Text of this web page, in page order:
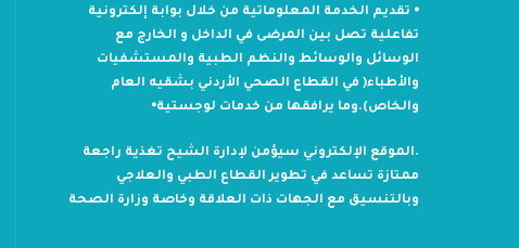
⦁ تقديم الخدمة المعلوماتية من خلال بوابة إلكترونية
تفاعلية تصل بين المرضى في الداخل و الخارج مع
الوسائل والوسائط والنظم الطبية والمستشفيات
والأطباء( في القطاع الصحي الأردني بشقيه العام
والخاص).وما يرافقها من خدمات لوجستية⦁
.الموقع الإلكتروني سيؤمن لإدارة الشيح تغذية راجعة
ممتازة تساعد في تطوير القطاع الطبي والعلاجي
وبالتنسيق مع الجهات ذات العلاقة وخاصة وزارة الصحة